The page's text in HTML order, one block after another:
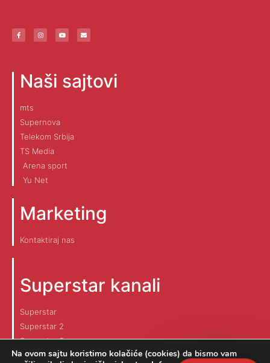
Naši sajtovi
mts
Supernova
Telekom Srbija
TS Media
Arena sport
Yu Net
Marketing
Kontaktiraj nas
Superstar kanali
Superstar
Superstar 2
Superstar 3
Na ovom sajtu koristimo kolačiće (cookies) da bismo vam